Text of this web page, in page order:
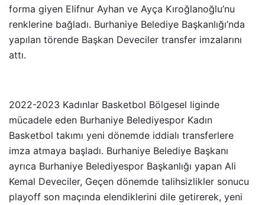
forma giyen Elifnur Ayhan ve Ayça Kıroğlanoğlu’nu
renklerine bağladı. Burhaniye Belediye Başkanlığı’nda
yapılan törende Başkan Deveciler transfer imzalarını
attı.
2022-2023 Kadınlar Basketbol Bölgesel liginde
mücadele eden Burhaniye Belediyespor Kadın
Basketbol takımı yeni dönemde iddialı transferlere
imza atmaya başladı. Burhaniye Belediye Başkanı
ayrıca Burhaniye Belediyespor Başkanlığı yapan Ali
Kemal Deveciler, Geçen dönemde talihsizlikler sonucu
playoff son maçında elendiklerini dile getirerek, yeni